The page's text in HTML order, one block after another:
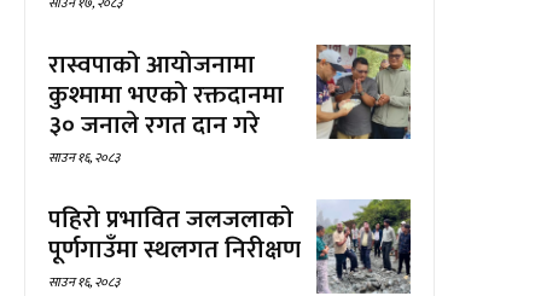
रास्वपाको आयोजनामा
कुश्मामा भएको रक्तदानमा
३० जनाले रगत दान गरे
साउन १६, २०८३
पहिरो प्रभावित जलजलाको
पूर्णगाउँमा स्थलगत निरीक्षण
साउन १६, २०८३